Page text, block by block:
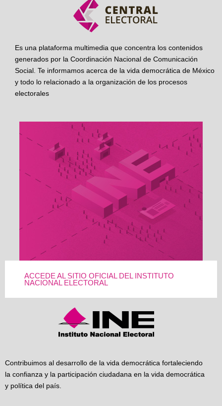
Es una plataforma multimedia que concentra los contenidos
generados por la Coordinación Nacional de Comunicación
Social. Te informamos acerca de la vida democrática de México
y todo lo relacionado a la organización de los procesos
electorales
ACCEDE AL SITIO OFICIAL DEL INSTITUTO
NACIONAL ELECTORAL
Contribuimos al desarrollo de la vida democrática fortaleciendo
la confianza y la participación ciudadana en la vida democrática
y política del país.